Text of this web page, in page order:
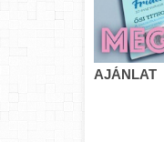
AJÁNLAT